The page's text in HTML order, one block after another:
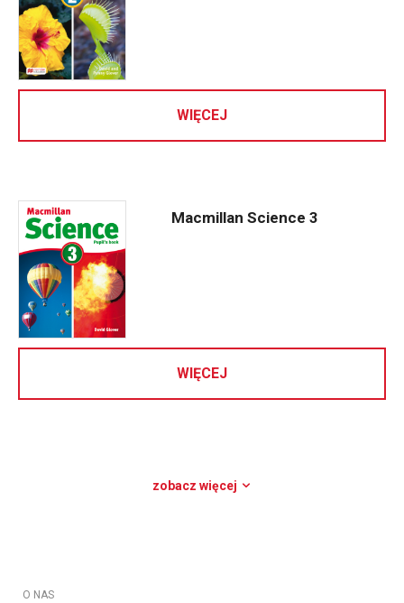
WIĘCEJ
Macmillan Science 3
WIĘCEJ
zobacz więcej
O NAS